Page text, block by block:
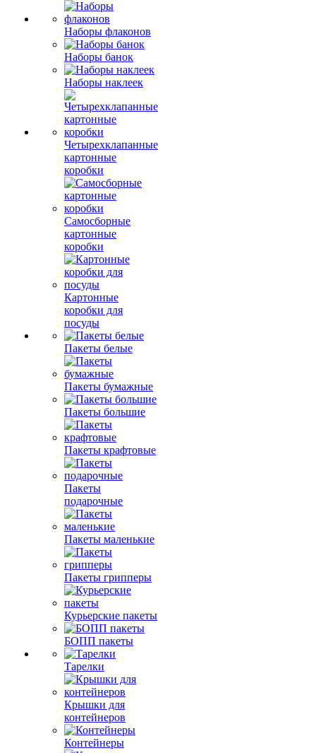
Наборы флаконов
Наборы банок
Наборы наклеек
Четырехклапанные
картонные
коробки
Самосборные
картонные
коробки
Картонные
коробки для
посуды
Пакеты белые
Пакеты бумажные
Пакеты большие
Пакеты крафтовые
Пакеты
подарочные
Пакеты маленькие
Пакеты грипперы
Курьерские пакеты
БОПП пакеты
Тарелки
Крышки для
контейнеров
Контейнеры